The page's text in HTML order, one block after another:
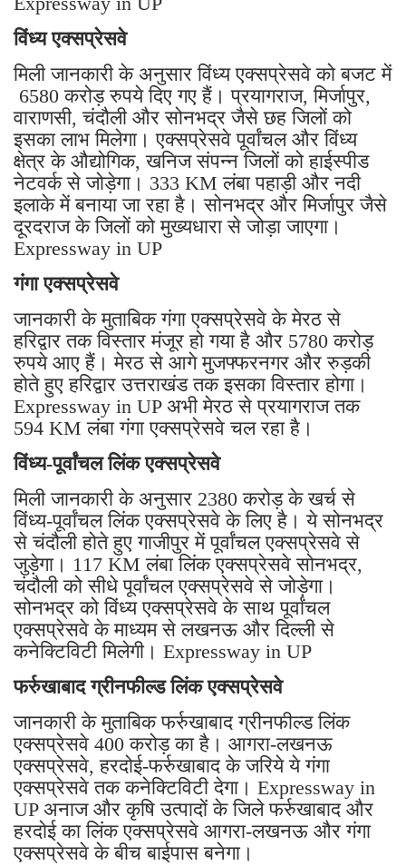
विंध्य एक्सप्रेसवे
मिली जानकारी के अनुसार विंध्य एक्सप्रेसवे को बजट में
6580 करोड़ रुपये दिए गए हैं। प्रयागराज, मिर्जापुर,
वाराणसी, चंदौली और सोनभद्र जैसे छह जिलों को
इसका लाभ मिलेगा। एक्सप्रेसवे पूर्वांचल और विंध्य
क्षेत्र के औद्योगिक, खनिज संपन्न जिलों को हाईस्पीड
नेटवर्क से जोड़ेगा। 333 KM लंबा पहाड़ी और नदी
इलाके में बनाया जा रहा है। सोनभद्र और मिर्जापुर जैसे
दूरदराज के जिलों को मुख्यधारा से जोड़ा जाएगा।
Expressway in UP
गंगा एक्सप्रेसवे
जानकारी के मुताबिक गंगा एक्सप्रेसवे के मेरठ से
हरिद्वार तक विस्तार मंजूर हो गया है और 5780 करोड़
रुपये आए हैं। मेरठ से आगे मुजफ्फरनगर और रुड़की
होते हुए हरिद्वार उत्तराखंड तक इसका विस्तार होगा।
Expressway in UP अभी मेरठ से प्रयागराज तक
594 KM लंबा गंगा एक्सप्रेसवे चल रहा है।
विंध्य-पूर्वांचल लिंक एक्सप्रेसवे
मिली जानकारी के अनुसार 2380 करोड़ के खर्च से
विंध्य-पूर्वांचल लिंक एक्सप्रेसवे के लिए है। ये सोनभद्र
से चंदौली होते हुए गाजीपुर में पूर्वांचल एक्सप्रेसवे से
जुड़ेगा। 117 KM लंबा लिंक एक्सप्रेसवे सोनभद्र,
चंदौली को सीधे पूर्वांचल एक्सप्रेसवे से जोड़ेगा।
सोनभद्र को विंध्य एक्सप्रेसवे के साथ पूर्वांचल
एक्सप्रेसवे के माध्यम से लखनऊ और दिल्ली से
कनेक्टिविटी मिलेगी। Expressway in UP
फर्रुखाबाद ग्रीनफील्ड लिंक एक्सप्रेसवे
जानकारी के मुताबिक फर्रुखाबाद ग्रीनफील्ड लिंक
एक्सप्रेसवे 400 करोड़ का है। आगरा-लखनऊ
एक्सप्रेसवे, हरदोई-फर्रुखाबाद के जरिये ये गंगा
एक्सप्रेसवे तक कनेक्टिविटी देगा। Expressway in
UP अनाज और कृषि उत्पादों के जिले फर्रुखाबाद और
हरदोई का लिंक एक्सप्रेसवे आगरा-लखनऊ और गंगा
एक्सप्रेसवे के बीच बाईपास बनेगा।